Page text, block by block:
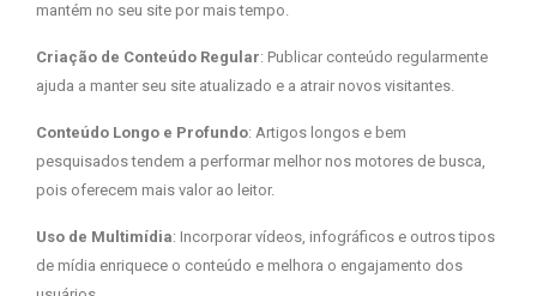
mantém no seu site por mais tempo.
Criação de Conteúdo Regular: Publicar conteúdo regularmente
ajuda a manter seu site atualizado e a atrair novos visitantes.
Conteúdo Longo e Profundo: Artigos longos e bem
pesquisados tendem a performar melhor nos motores de busca,
pois oferecem mais valor ao leitor.
Uso de Multimídia: Incorporar vídeos, infográficos e outros tipos
de mídia enriquece o conteúdo e melhora o engajamento dos